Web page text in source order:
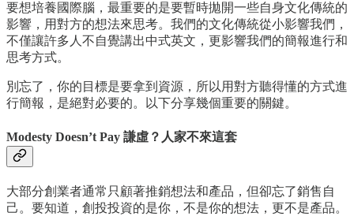
要想培養國際腦，最重要的是要暫時拋開一些自身文化傳統的
影響，用對方的想法來思考。我們的文化傳統從小影響我們，
不僅讓許多人不自覺講出中式英文，更影響我們的簡報進行和
思考方式。
別忘了，你的目標是要拿到資源，所以用對方聽得懂的方式進
行簡報，是絕對必要的。以下分享幾個重要的關鍵。
Modesty Doesn’t Pay 謙虛？人家不來這套
大部分創業者通常只顧著推銷想法和產品，但卻忘了銷售自
己。要知道，創投投資的是你，不是你的想法，更不是產品。